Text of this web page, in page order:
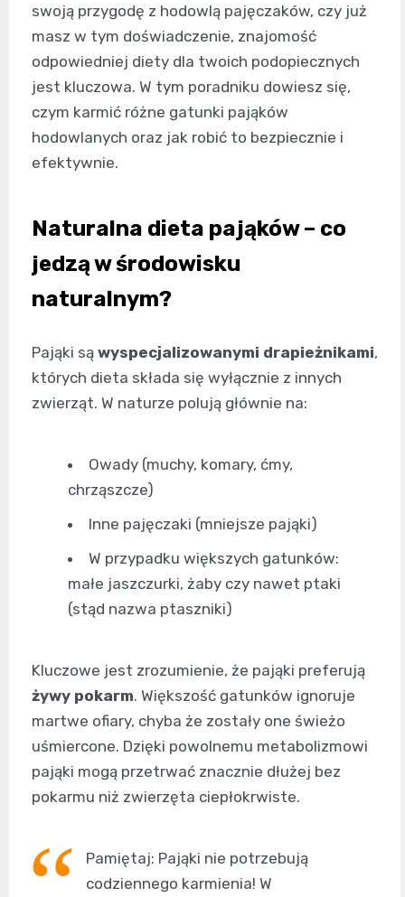
swoją przygodę z hodowlą pajęczaków, czy już
masz w tym doświadczenie, znajomość
odpowiedniej diety dla twoich podopiecznych
jest kluczowa. W tym poradniku dowiesz się,
czym karmić różne gatunki pająków
hodowlanych oraz jak robić to bezpiecznie i
efektywnie.
Naturalna dieta pająków – co
jedzą w środowisku
naturalnym?
Pająki są wyspecjalizowanymi drapieżnikami,
których dieta składa się wyłącznie z innych
zwierząt. W naturze polują głównie na:
Owady (muchy, komary, ćmy,
chrząszcze)
Inne pajęczaki (mniejsze pająki)
W przypadku większych gatunków:
małe jaszczurki, żaby czy nawet ptaki
(stąd nazwa ptaszniki)
Kluczowe jest zrozumienie, że pająki preferują
żywy pokarm. Większość gatunków ignoruje
martwe ofiary, chyba że zostały one świeżo
uśmiercone. Dzięki powolnemu metabolizmowi
pająki mogą przetrwać znacznie dłużej bez
pokarmu niż zwierzęta ciepłokrwiste.
Pamiętaj: Pająki nie potrzebują
codziennego karmienia! W